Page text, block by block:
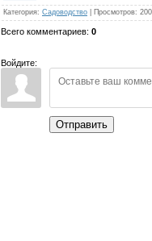
Категория: Садоводство Просмотров: 200
Всего комментариев: 0
Войдите:
Отправить